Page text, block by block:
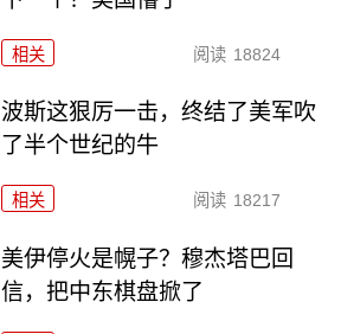
相关 阅读 18824
波斯这狠厉一击，终结了美军吹
了半个世纪的牛
相关 阅读 18217
美伊停火是幌子？穆杰塔巴回
信，把中东棋盘掀了